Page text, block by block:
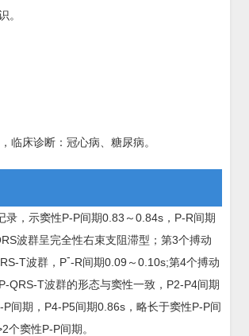
。
临床诊断：冠心病、糖尿病。
录，示窦性P-P间期0.83～0.84s，P-R间期
波群呈完全性右束支阻滞型；第3个搏动
T波群，P--R间期0.09～0.10s;第4个搏动
QRS-T波群的形态与窦性一致，P2-P4间期
P间期，P4-P5间期0.86s，略长于窦性P-P间
个窦性P-P间期。